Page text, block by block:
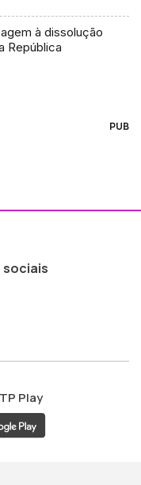
à dissolução
República
PUB
sociais
ao
Play